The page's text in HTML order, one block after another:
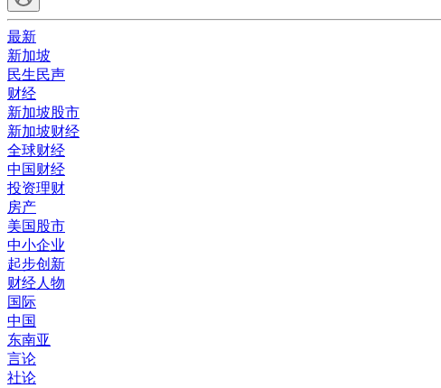
最新
新加坡
民生民声
财经
新加坡股市
新加坡财经
全球财经
中国财经
投资理财
房产
美国股市
中小企业
起步创新
财经人物
国际
中国
东南亚
言论
社论